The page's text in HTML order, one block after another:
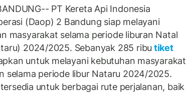
PT Kereta Api Indonesia
(Daop) 2 Bandung siap melayani
masyarakat selama periode liburan Natal
2024/2025. Sebanyak 285 ribu tiket
untuk melayani kebutuhan masyarakat
selama periode libur Nataru 2024/2025.
untuk berbagai rute perjalanan, baik